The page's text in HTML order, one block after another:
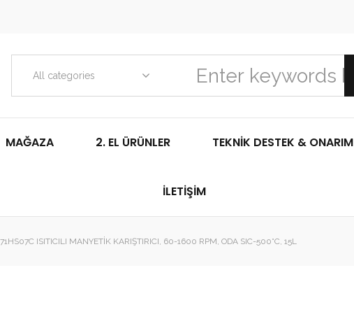
All categories
MAĞAZA 2. EL ÜRÜNLER TEKNIK DESTEK & ONARIM
İLETIŞIM
ISITICILI MANYETIK KARIŞTIRICI, 60-1600 RPM, ODA SIC-500°C, 15L